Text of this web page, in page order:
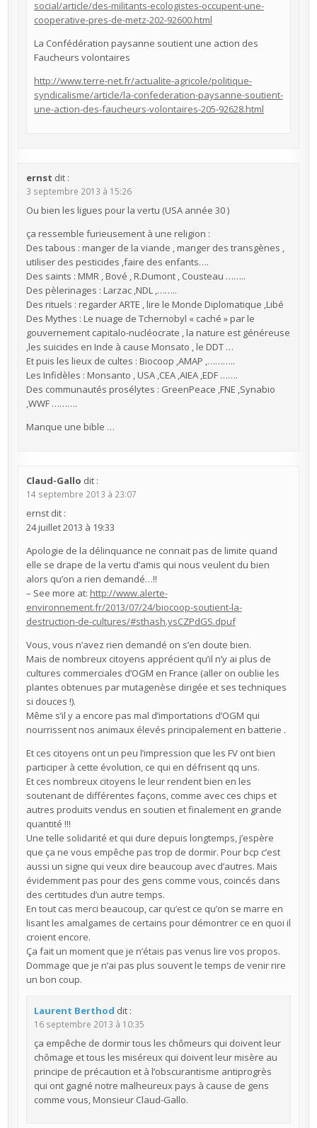
social/article/des-militants-ecologistes-occupent-une-
cooperative-pres-de-metz-202-92600.html
La Confédération paysanne soutient une action des
Faucheurs volontaires
http://www.terre-net.fr/actualite-agricole/politique-
syndicalisme/article/la-confederation-paysanne-soutient-
une-action-des-faucheurs-volontaires-205-92628.html
ernst dit :
3 septembre 2013 à 15:26
Ou bien les ligues pour la vertu (USA année 30 )
ça ressemble furieusement à une religion :
Des tabous : manger de la viande , manger des transgènes ,
utiliser des pesticides ,faire des enfants….
Des saints : MMR , Bové , R.Dumont , Cousteau ……..
Des pèlerinages : Larzac ,NDL ,……..
Des rituels : regarder ARTE , lire le Monde Diplomatique ,Libé
Des Mythes : Le nuage de Tchernobyl « caché » par le
gouvernement capitalo-nucléocrate , la nature est généreuse
,les suicides en Inde à cause Monsato , le DDT …
Et puis les lieux de cultes : Biocoop ,AMAP ,………..
Les Infidèles : Monsanto , USA ,CEA ,AIEA ,EDF …….
Des communautés prosélytes : GreenPeace ,FNE ,Synabio
,WWF ……….
Manque une bible …
Claud-Gallo dit :
14 septembre 2013 à 23:07
ernst dit :
24 juillet 2013 à 19:33
Apologie de la délinquance ne connait pas de limite quand
elle se drape de la vertu d’amis qui nous veulent du bien
alors qu’on a rien demandé…!!
– See more at: http://www.alerte-
environnement.fr/2013/07/24/biocoop-soutient-la-
destruction-de-cultures/#sthash.ysCZPdGS.dpuf
Vous, vous n’avez rien demandé on s’en doute bien.
Mais de nombreux citoyens apprécient qu’il n’y ai plus de
cultures commerciales d’OGM en France (aller on oublie les
plantes obtenues par mutagenèse dirigée et ses techniques
si douces !).
Même s’il y a encore pas mal d’importations d’OGM qui
nourrissent nos animaux élevés principalement en batterie .
Et ces citoyens ont un peu l’impression que les FV ont bien
participer à cette évolution, ce qui en défrisent qq uns.
Et ces nombreux citoyens le leur rendent bien en les
soutenant de différentes façons, comme avec ces chips et
autres produits vendus en soutien et finalement en grande
quantité !!!
Une telle solidarité et qui dure depuis longtemps, j’espère
que ça ne vous empêche pas trop de dormir. Pour bcp c’est
aussi un signe qui veux dire beaucoup avec d’autres. Mais
évidemment pas pour des gens comme vous, coincés dans
des certitudes d’un autre temps.
En tout cas merci beaucoup, car qu’est ce qu’on se marre en
lisant les amalgames de certains pour démontrer ce en quoi il
croient encore.
Ça fait un moment que je n’étais pas venus lire vos propos.
Dommage que je n’ai pas plus souvent le temps de venir rire
un bon coup.
Laurent Berthod dit :
16 septembre 2013 à 10:35
ça empêche de dormir tous les chômeurs qui doivent leur
chômage et tous les miséreux qui doivent leur misère au
principe de précaution et à l’obscurantisme antiprogrès
qui ont gagné notre malheureux pays à cause de gens
comme vous, Monsieur Claud-Gallo.